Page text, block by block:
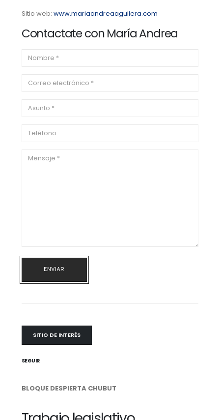
Sitio web: www.mariaandreaaguilera.com
Contactate con María Andrea
ENVIAR
SITIO DE INTERÉS
SEGUIR
BLOQUE DESPIERTA CHUBUT